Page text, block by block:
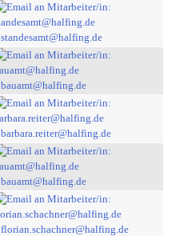
standesamt@halfing.de
bauamt@halfing.de
barbara.reiter@halfing.de
bauamt@halfing.de
florian.schachner@halfing.de